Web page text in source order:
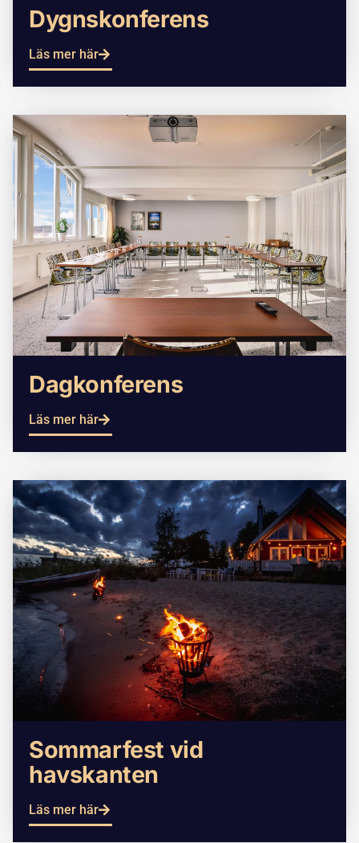
Dygnskonferens
Läs mer här
Dagkonferens
Läs mer här
Sommarfest vid
havskanten
Läs mer här